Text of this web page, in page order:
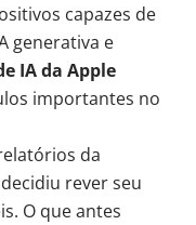
capazes de
generativa e
IA da Apple
importantes no
da
rever seu
O que antes